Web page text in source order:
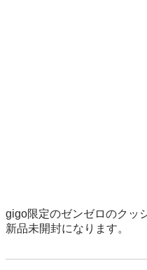
gigo限定のゼンゼロのクッ
新品未開封になります。